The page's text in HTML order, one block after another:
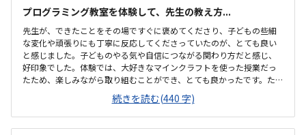
プログラミング教室を体験して、先生の教え方...
先生が、できたことをその場ですぐに褒めてくださり、子どもの些細
な変化や頑張りにも丁寧に反応してくださっていたのが、とても良い
と感じました。子どものやる気や自信につながる関わり方だと感じ、
好印象でした。体験では、大好きなマインクラフトを使った授業だっ
たため、楽しみながら取り組むことができ、とても良かったです。た
だ、今後もずっとマインクラフトを使った内容ではないと伺ったの
で、その後も興味を持って取り組めるかどうかは少し気になる点でし
た。教室は自宅から15分ほどの距離にあり、通いやすいと感じまし
た。また、駐車場もあるため、送り迎えもしやすく、安心して通わせ
続きを読む(440 字)